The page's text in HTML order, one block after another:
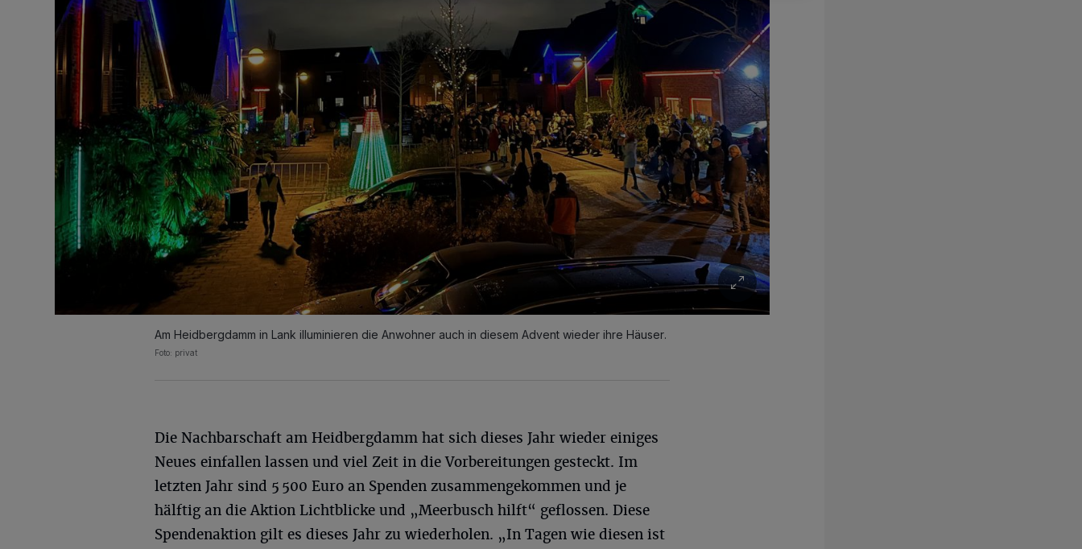
Am Heidbergdamm in Lank illuminieren die Anwohner auch in diesem Advent wieder ihre Häuser.
Foto: privat
Die Nachbarschaft am Heidbergdamm hat sich dieses Jahr wieder einiges
Neues einfallen lassen und viel Zeit in die Vorbereitungen gesteckt. Im
letzten Jahr sind 5 500 Euro an Spenden zusammengekommen und je
hälftig an die Aktion Lichtblicke und „Meerbusch hilft“ geflossen. Diese
Spendenaktion gilt es dieses Jahr zu wiederholen. „In Tagen wie diesen ist